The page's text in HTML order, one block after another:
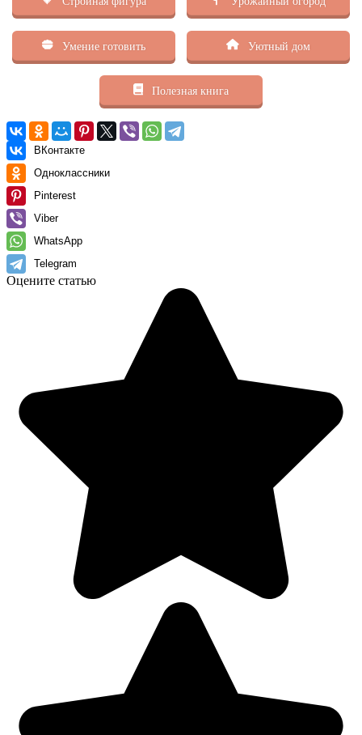
Умение готовить Уютный дом
Полезная книга
ВКонтакте
Одноклассники
Pinterest
Viber
WhatsApp
Telegram
Оцените статью